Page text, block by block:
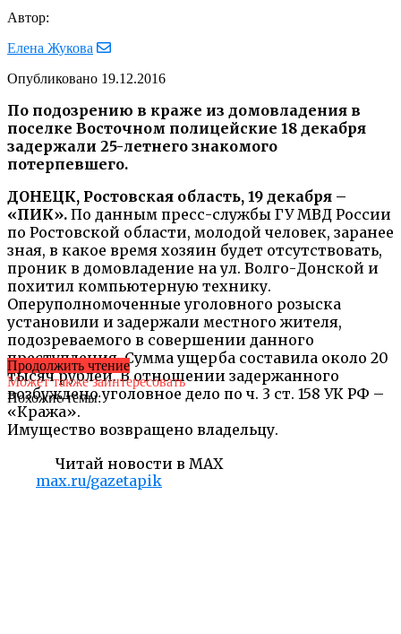
Автор:
Елена Жукова
Опубликовано 19.12.2016
По подозрению в краже из домовладения в
поселке Восточном полицейские 18 декабря
задержали 25-летнего знакомого
потерпевшего.
ДОНЕЦК, Ростовская область, 19 декабря –
«ПИК». По данным пресс-службы ГУ МВД России
по Ростовской области, молодой человек, заранее
зная, в какое время хозяин будет отсутствовать,
проник в домовладение на ул. Волго-Донской и
похитил компьютерную технику.
Оперуполномоченные уголовного розыска
установили и задержали местного жителя,
подозреваемого в совершении данного
преступления. Сумма ущерба составила около 20
тысяч рублей. В отношении задержанного
возбуждено уголовное дело по ч. 3 ст. 158 УК РФ –
«Кража».
Имущество возвращено владельцу.
Читай новости в MAX
max.ru/gazetapik
Продолжить чтение
Может также заинтересовать
Похожие темы: